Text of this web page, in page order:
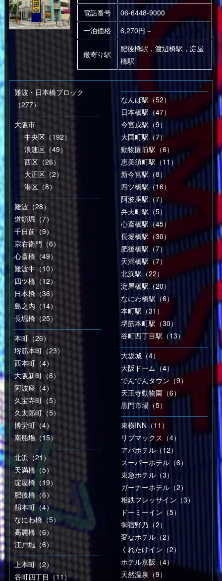
電話番号
06-6448-9000
一泊価格
6,270円～
最寄り駅
肥後橋駅，渡辺橋駅，淀屋
橋駅
難波・日本橋ブロック
（277）
大阪市
中央区（192）
浪速区（49）
西区（26）
大正区（2）
港区（8）
難波（28）
道頓堀（7）
千日前（9）
宗右衛門（6）
心斎橋（49）
難波中（10）
四ツ橋（12）
日本橋（36）
島之内（14）
長堀橋（25）
本町（26）
堺筋本町（23）
西本町（4）
大阪新町（6）
阿波座（4）
久宝寺町（5）
久太郎町（5）
博労町（4）
南船場（15）
北浜（21）
天満橋（5）
淀屋橋（19）
肥後橋（6）
靱本町（4）
なにわ橋（5）
高麗橋（6）
江戸堀（6）
上本町（2）
谷町四丁目（11）
なんば駅（52）
日本橋駅（47）
今宮戎駅（9）
大国町駅（7）
動物園前駅（6）
恵美須町駅（11）
新今宮駅（8）
四ツ橋駅（16）
阿波座駅（7）
弁天町駅（5）
心斎橋駅（45）
長堀橋駅（30）
肥後橋駅（7）
天満橋駅（7）
北浜駅（22）
淀屋橋駅（20）
なにわ橋駅（6）
本町駅（31）
堺筋本町駅（30）
谷町四丁目駅（13）
大坂城（4）
大阪ドーム（4）
でんでんタウン（9）
天王寺動物園（6）
黒門市場（5）
東横INN（11）
リブマックス（4）
アパホテル（12）
スーパーホテル（6）
東急ホテル（3）
ガーナーホテル（2）
相鉄フレッサイン（3）
ドーミーイン（5）
御宿野乃（2）
変なホテル（2）
くれたけイン（2）
ホテル京阪（4）
天然温泉（9）